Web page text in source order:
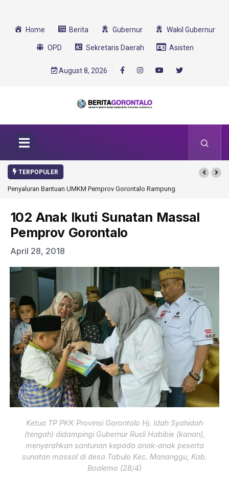
Home Berita Gubernur Wakil Gubernur
OPD Sekretaris Daerah Asisten
August 8, 2026
TERPOPULER
Penyaluran Bantuan UMKM Pemprov Gorontalo RampungGorontalo Ikut
102 Anak Ikuti Sunatan Massal
Pemprov Gorontalo
April 28, 2018
Ketua TP PKK Provinsi Gorontalo Hj. Idah Syahidah
(tengah) didampingi Gubernur Rusli Habibie (kanan),
menyerahkan santunan kepada anak-anak peserta
sunatan massal di desa Tabulo Kec. Mananggu, Kab.
Boalemo (28/4)